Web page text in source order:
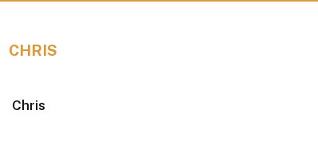
CHRIS
Chris